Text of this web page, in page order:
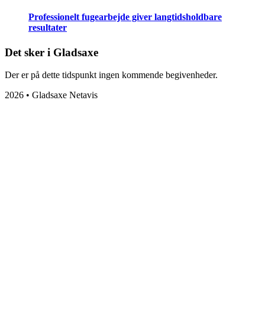
Professionelt fugearbejde giver langtidsholdbare
resultater
Det sker i Gladsaxe
Der er på dette tidspunkt ingen kommende begivenheder.
2026 • Gladsaxe Netavis